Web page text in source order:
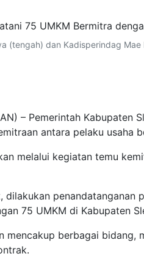
(tengah) dan Kadisperindag
– Pemerintah Kabupaten
antara pelaku usaha
melalui kegiatan temu
dilakukan penandatanganan
75 UMKM di Kabupaten
mencakup berbagai bidang,